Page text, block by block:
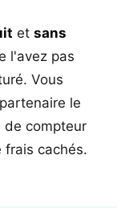
et sans
l'avez pas
Vous
le
de compteur
frais cachés.